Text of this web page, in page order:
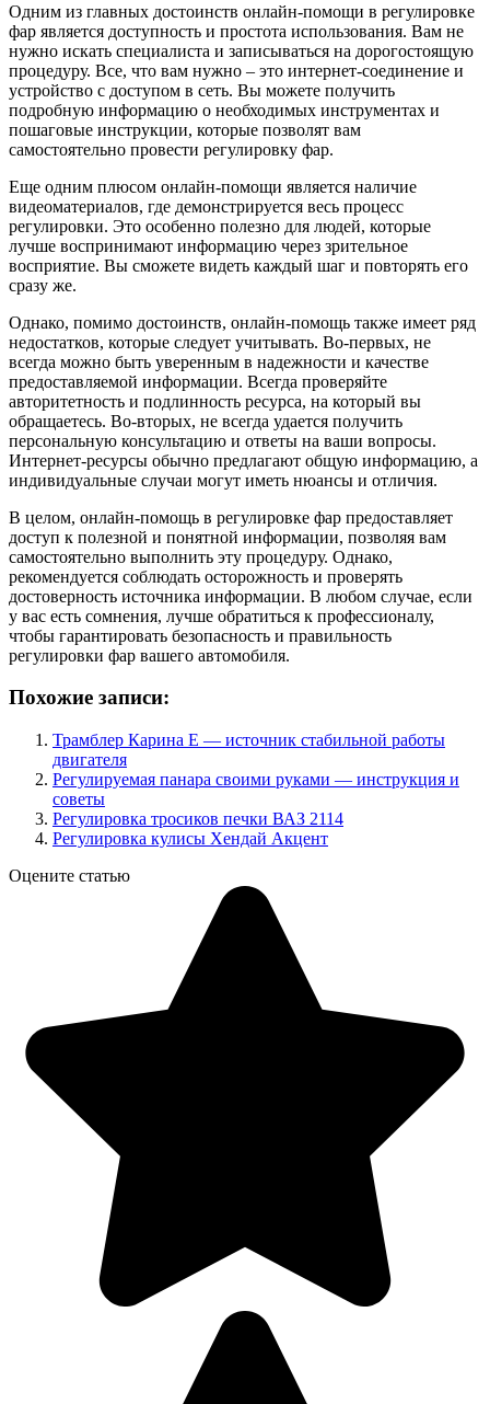
Одним из главных достоинств онлайн-помощи в регулировке
фар является доступность и простота использования. Вам не
нужно искать специалиста и записываться на дорогостоящую
процедуру. Все, что вам нужно – это интернет-соединение и
устройство с доступом в сеть. Вы можете получить
подробную информацию о необходимых инструментах и
пошаговые инструкции, которые позволят вам
самостоятельно провести регулировку фар.
Еще одним плюсом онлайн-помощи является наличие
видеоматериалов, где демонстрируется весь процесс
регулировки. Это особенно полезно для людей, которые
лучше воспринимают информацию через зрительное
восприятие. Вы сможете видеть каждый шаг и повторять его
сразу же.
Однако, помимо достоинств, онлайн-помощь также имеет ряд
недостатков, которые следует учитывать. Во-первых, не
всегда можно быть уверенным в надежности и качестве
предоставляемой информации. Всегда проверяйте
авторитетность и подлинность ресурса, на который вы
обращаетесь. Во-вторых, не всегда удается получить
персональную консультацию и ответы на ваши вопросы.
Интернет-ресурсы обычно предлагают общую информацию, а
индивидуальные случаи могут иметь нюансы и отличия.
В целом, онлайн-помощь в регулировке фар предоставляет
доступ к полезной и понятной информации, позволяя вам
самостоятельно выполнить эту процедуру. Однако,
рекомендуется соблюдать осторожность и проверять
достоверность источника информации. В любом случае, если
у вас есть сомнения, лучше обратиться к профессионалу,
чтобы гарантировать безопасность и правильность
регулировки фар вашего автомобиля.
Похожие записи:
Трамблер Карина Е — источник стабильной работы
двигателя
Регулируемая панара своими руками — инструкция и
советы
Регулировка тросиков печки ВАЗ 2114
Регулировка кулисы Хендай Акцент
Оцените статью